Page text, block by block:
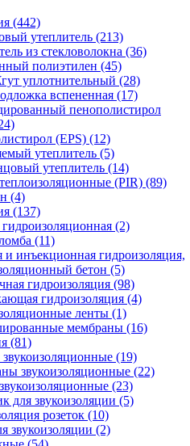
(442)
утеплитель (213)
из стекловолокна (36)
полиэтилен (45)
уплотнительный (28)
вспененная (17)
пенополистирол
(EPS) (12)
утеплитель (5)
утеплитель (14)
(PIR) (89)
(4)
(137)
(2)
(11)
инъекционная гидроизоляция,
бетон (5)
гидроизоляция (98)
гидроизоляция (4)
ленты (1)
мембраны (16)
(81)
(19)
звукоизоляционные (22)
(23)
для звукоизоляции (5)
розеток (10)
звукоизоляции (2)